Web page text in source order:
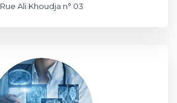
Rue Ali Khoudja n° 03